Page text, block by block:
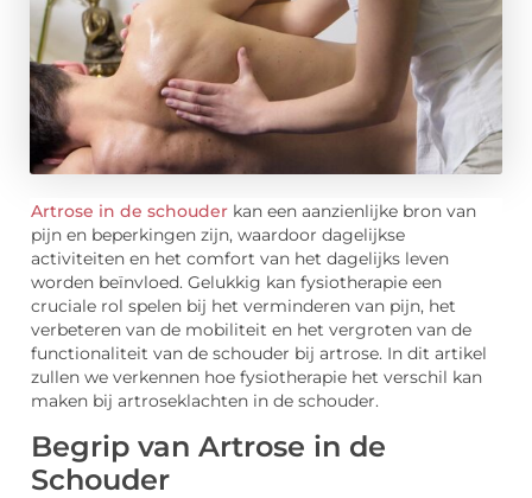
Artrose in de schouder kan een aanzienlijke bron van
pijn en beperkingen zijn, waardoor dagelijkse
activiteiten en het comfort van het dagelijks leven
worden beïnvloed. Gelukkig kan fysiotherapie een
cruciale rol spelen bij het verminderen van pijn, het
verbeteren van de mobiliteit en het vergroten van de
functionaliteit van de schouder bij artrose. In dit artikel
zullen we verkennen hoe fysiotherapie het verschil kan
maken bij artroseklachten in de schouder.
Begrip van Artrose in de
Schouder